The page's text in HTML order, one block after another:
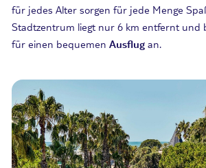
für jedes Alter sorgen für jede Menge
Stadtzentrum liegt nur 6 km entfernt und
für einen bequemen Ausflug an.